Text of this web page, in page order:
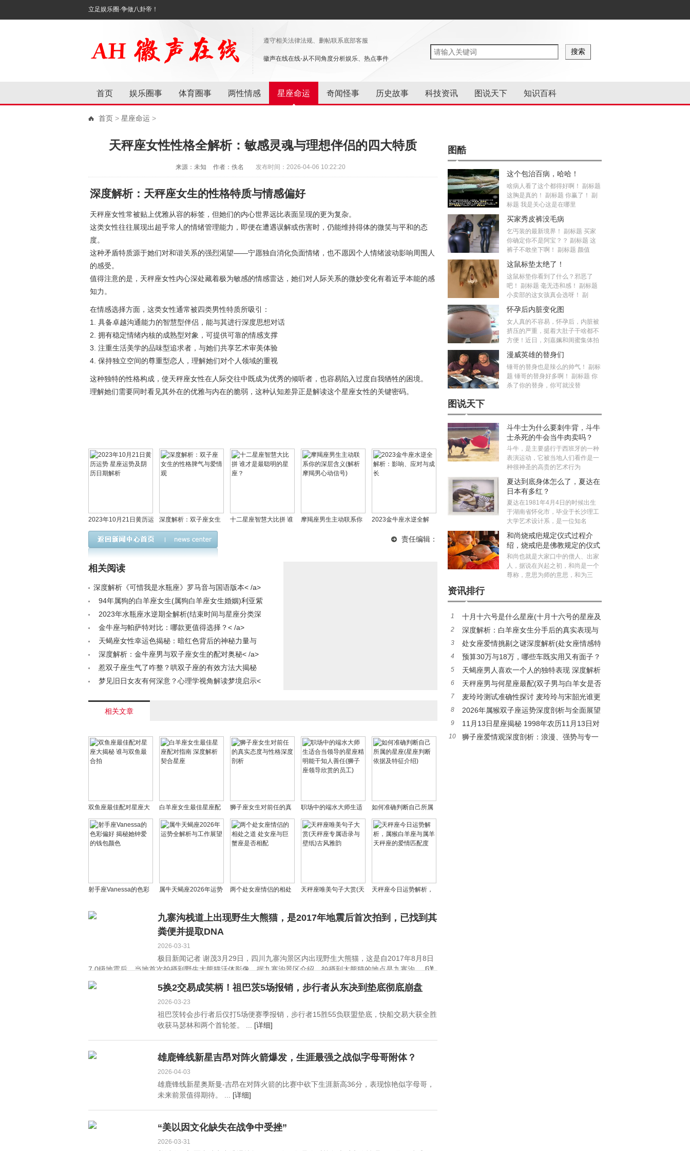
立足娱乐圈·争做八卦帝！
遵守相关法律法规、删帖联系底部客服
徽声在线在线-从不同角度分析娱乐、热点事件
首页 娱乐圈事 体育圈事 两性情感 星座命运 奇闻怪事 历史故事 科技资讯 图说天下 知识百科
首页 > 星座命运 >
天秤座女性性格全解析：敏感灵魂与理想伴侣的四大特质
来源：未知 作者：佚名 发布时间：2026-04-06 10:22:20
深度解析：天秤座女生的性格特质与情感偏好
天秤座女性常被贴上优雅从容的标签，但她们的内心世界远比表面呈现的更为复杂。
这类女性往往展现出超乎常人的情绪管理能力，即便在遭遇误解或伤害时，仍能维持得体的微笑与平和的态
度。
这种矛盾特质源于她们对和谐关系的强烈渴望——宁愿独自消化负面情绪，也不愿因个人情绪波动影响周围人
的感受。
值得注意的是，天秤座女性内心深处藏着极为敏感的情感雷达，她们对人际关系的微妙变化有着近乎本能的感
知力。
在情感选择方面，这类女性通常被四类男性特质所吸引：
1. 具备卓越沟通能力的智慧型伴侣，能与其进行深度思想对话
2. 拥有稳定情绪内核的成熟型对象，可提供可靠的情感支撑
3. 注重生活美学的品味型追求者，与她们共享艺术审美体验
4. 保持独立空间的尊重型恋人，理解她们对个人领域的重视
这种独特的性格构成，使天秤座女性在人际交往中既成为优秀的倾听者，也容易陷入过度自我牺牲的困境。
理解她们需要同时看见其外在的优雅与内在的脆弱，这种认知差异正是解读这个星座女性的关键密码。
2023年10月21日黄历运
势 星座运势及阴历日期
解析
深度解析：双子座女生
的性格脾气与爱情观
十二星座智慧大比拼 谁
摩羯座男生主动联系你
2023金牛座水逆全解
责任编辑：
相关阅读
深度解析《可惜我是水瓶座》罗马音与国语版本< /a>
94年属狗的白羊座女生(属狗白羊座女生婚姻)利亚紫
微斗数< /a>
2023年水瓶座水逆期全解析(结束时间与星座分类深
度探讨)< /a>
金牛座与帕萨特对比：哪款更值得选择？< /a>
天蝎座女性幸运色揭秘：暗红色背后的神秘力量与
吉祥数字< /a>
深度解析：金牛座男与双子座女生的配对奥秘< /a>
惹双子座生气了咋整？哄双子座的有效方法大揭秘
（徽声在线周易命理）< /a>
梦见旧日女友有何深意？心理学视角解读梦境启示<
相关文章
双鱼座最佳配对星座大
揭秘 谁与双鱼最合拍
白羊座女生最佳星座配
对指南 深度解析契合星
座
狮子座女生对前任的真
实态度与性格深度剖析
职场中的端水大师生适
合当领导的星座精明能
干知人善任(狮子座领导
欣赏的员工)
如何准确判断自己所属
的星座(星座判断依据及
特征介绍)
射手座Vanessa的色彩
颜色
属牛天蝎座2026年运势
两个处女座情侣的相处
否相配
天秤座唯美句子大赏(天
风雅韵
天秤座今日运势解析，
座的爱情匹配度
九寨沟栈道上出现野生大熊猫，是2017年地震后首次拍到，已找到其
粪便并提取DNA
2026-03-31
极目新闻记者 谢茂3月29日，四川九寨沟景区内出现野生大熊猫，这是自2017年8月8日
7.0级地震后，当地首次拍摄到野生大熊猫活体影像。据九寨沟景区介绍，拍摄到大熊猫的地点是九寨沟 ...[详
细]
5换2交易成笑柄！祖巴茨5场报销，步行者从东决到垫底彻底崩盘
2026-03-23
祖巴茨转会步行者后仅打5场便赛季报销，步行者15胜55负联盟垫底，快船交易大获全胜
收获马瑟林和两个首轮签。 ... [详细]
雄鹿锋线新星吉昂对阵火箭爆发，生涯最强之战似字母哥附体？
2026-04-03
雄鹿锋线新星奥斯曼-吉昂在对阵火箭的比赛中砍下生涯新高36分，表现惊艳似字母哥，
未来前景值得期待。 ... [详细]
“美以因文化缺失在战争中受挫”
2026-03-31
图酷
这个包治百病，哈哈！
啥病人看了这个都得好啊！ 副标题
这胸是真的！ 副标题 你赢了！ 副
标题 我是关心这是在哪里
买家秀皮裤没毛病
乞丐装的最新境界！ 副标题 买家
你确定你不是阿宝？？ 副标题 这
裤子不敢坐下啊！ 副标题 颜值
这鼠标垫太绝了！
这鼠标垫你看到了什么？邪恶了
吧！ 副标题 毫无违和感！ 副标题
小卖部的这女孩真会选呀！ 副
怀孕后内脏变化图
女人真的不容易，怀孕后，内脏被
挤压的严重，挺着大肚子干啥都不
方便！近日，刘嘉姵和闺蜜集体拍
漫威英雄的替身们
锤哥的替身也是辣么的帅气！ 副标
题 锤哥的替身好多啊！ 副标题 你
杀了你的替身，你可就没替
图说天下
斗牛士为什么要刺牛背，斗牛
士杀死的牛会当牛肉卖吗？
斗牛，是主要盛行于西班牙的一种
表演运动，它被当地人们看作是一
种很神圣的高贵的艺术行为
夏达到底身体怎么了，夏达在
日本有多红？
夏达在1981年4月4日的时候出生
于湖南省怀化市，毕业于长沙理工
大学艺术设计系，是一位知名
和尚烧戒疤规定仪式过程介
绍，烧戒疤是佛教规定的仪式
吗？
和尚也就是大家口中的僧人、出家
人，据说在兴起之初，和尚是一个
尊称，意思为师的意思，和为三
资讯排行
1
十月十六号是什么星座(十月十六号的星座及
特殊意义)
2
深度解析：白羊座女生分手后的真实表现与
真假分手辨别
3
处女座爱情挑剔之谜深度解析(处女座情感特
质)
4 预算30万与18万，哪些车既实用又有面子？
5
天蝎座男人喜欢一个人的独特表现 深度解析
准到爆
6
天秤座男与何星座最配(双子男与白羊女是否
般配)
7
麦玲玲测试准确性探讨 麦玲玲与宋韶光谁更
准
8 2026年属猴双子座运势深度剖析与全面展望
9
11月13日星座揭秘 1998年农历11月13日对
应星座深度解析
10
狮子座爱情观深度剖析：浪漫、强势与专一